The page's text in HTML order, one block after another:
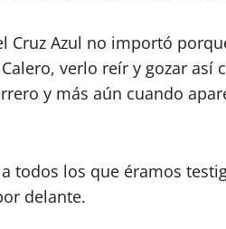
Cruz Azul no importó
verlo reír y gozar
y más aún cuando
los que éramos
delante.